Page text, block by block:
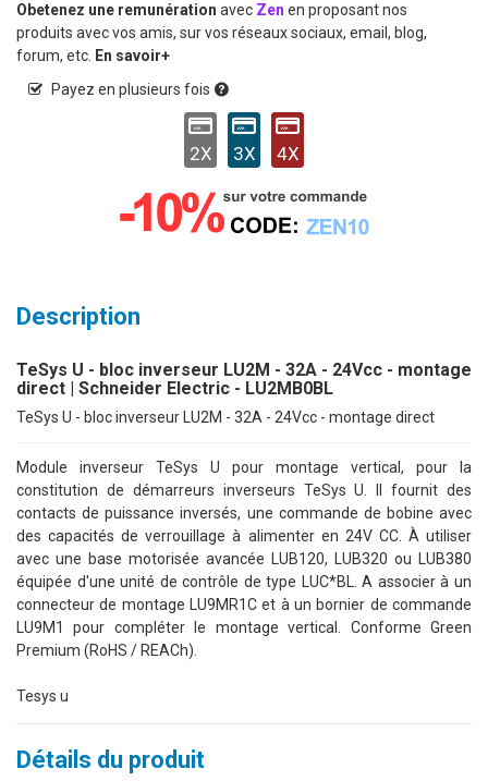
Obetenez une remunération avec Zen en proposant nos
produits avec vos amis, sur vos réseaux sociaux, email, blog,
forum, etc. En savoir+
Payez en plusieurs fois
2X 3X 4X
Description
TeSys U - bloc inverseur LU2M - 32A - 24Vcc - montage
direct | Schneider Electric - LU2MB0BL
TeSys U - bloc inverseur LU2M - 32A - 24Vcc - montage direct
Module inverseur TeSys U pour montage vertical, pour la
constitution de démarreurs inverseurs TeSys U. Il fournit des
contacts de puissance inversés, une commande de bobine avec
des capacités de verrouillage à alimenter en 24V CC. À utiliser
avec une base motorisée avancée LUB120, LUB320 ou LUB380
équipée d'une unité de contrôle de type LUC*BL. A associer à un
connecteur de montage LU9MR1C et à un bornier de commande
LU9M1 pour compléter le montage vertical. Conforme Green
Premium (RoHS / REACh).
Tesys u
Détails du produit